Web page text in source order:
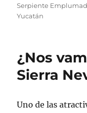
Serpiente
Yucatán
¿Nos
Sierra
Uno de las